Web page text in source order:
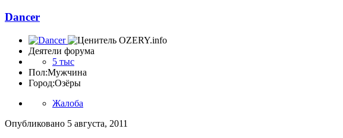
Dancer
Деятели форума
5 тыс
Пол:Мужчина
Город:Озёры
Жалоба
Опубликовано 5 августа, 2011